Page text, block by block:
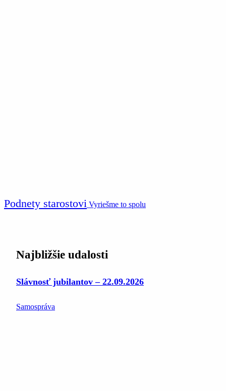
Podnety starostovi Vyriešme to spolu
Najbližšie udalosti
Slávnosť jubilantov – 22.09.2026
Samospráva